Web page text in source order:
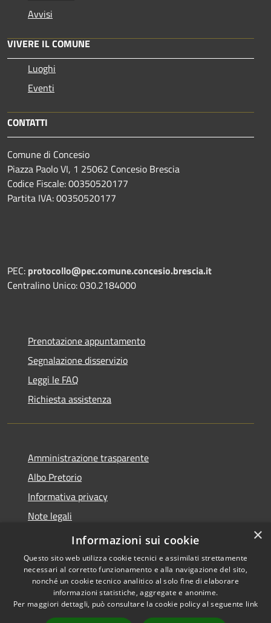
Avvisi
VIVERE IL COMUNE
Luoghi
Eventi
CONTATTI
Comune di Concesio
Piazza Paolo VI, 1 25062 Concesio Brescia
Codice Fiscale: 00350520177
Partita IVA: 00350520177
PEC: protocollo@pec.comune.concesio.brescia.it
Centralino Unico: 030.2184000
Prenotazione appuntamento
Segnalazione disservizio
Leggi le FAQ
Richiesta assistenza
Amministrazione trasparente
Albo Pretorio
Informativa privacy
Note legali
Dichiarazione di accessibilità
Accessibilità
Copyright © 2021 •
Comune di Concesio •
×
Informazioni sui cookie
Questo sito web utilizza cookie tecnici e assimilati strettamente
necessari al corretto funzionamento e alla navigazione del sito,
nonché un cookie tecnico analitico al solo fine di elaborare
informazioni statistiche, aggregate e anonime.
Per maggiori dettagli, può consultare la cookie policy al seguente link